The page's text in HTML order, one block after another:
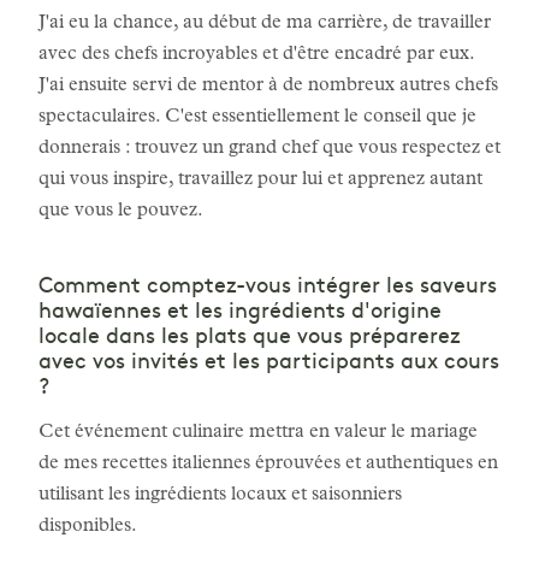
J'ai eu la chance, au début de ma carrière, de travailler
avec des chefs incroyables et d'être encadré par eux.
J'ai ensuite servi de mentor à de nombreux autres chefs
spectaculaires. C'est essentiellement le conseil que je
donnerais : trouvez un grand chef que vous respectez et
qui vous inspire, travaillez pour lui et apprenez autant
que vous le pouvez.
Comment comptez-vous intégrer les saveurs
hawaïennes et les ingrédients d'origine
locale dans les plats que vous préparerez
avec vos invités et les participants aux cours
?
Cet événement culinaire mettra en valeur le mariage
de mes recettes italiennes éprouvées et authentiques en
utilisant les ingrédients locaux et saisonniers
disponibles.